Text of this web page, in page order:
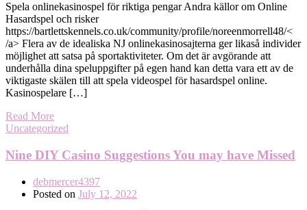
Spela onlinekasinospel för riktiga pengar Andra källor om Online
Hasardspel och risker
https://bartlettskennels.co.uk/community/profile/noreenmorrell48/<
/a> Flera av de idealiska NJ onlinekasinosajterna ger likaså individer
möjlighet att satsa på sportaktiviteter. Om det är avgörande att
underhålla dina speluppgifter på egen hand kan detta vara ett av de
viktigaste skälen till att spela videospel för hasardspel online.
Kasinospelare […]
Read More
Uncategorized
Nine DIY Casino Suggestions You may have Missed
debmercer4397
Posted on July 12, 2022